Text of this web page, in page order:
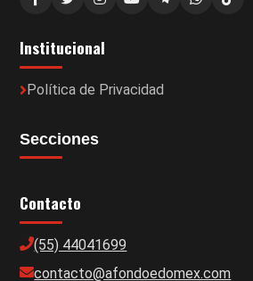
Institucional
Política de Privacidad
Secciones
Contacto
(55) 44041699
contacto@afondoedomex.com